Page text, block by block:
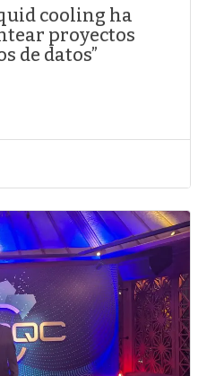
cooling ha
proyectos
de datos”